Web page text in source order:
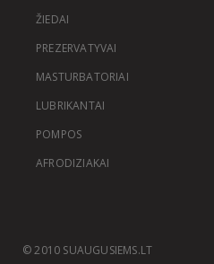
ŽIEDAI
PREZERVATYVAI
MASTURBATORIAI
LUBRIKANTAI
POMPOS
AFRODIZIAKAI
© 2010 SUAUGUSIEMS.LT